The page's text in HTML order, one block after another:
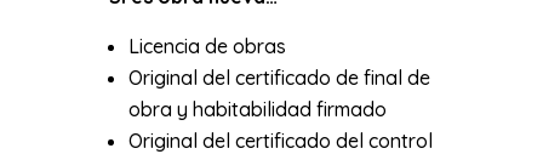
Licencia de obras
Original del certificado de final de
obra y habitabilidad firmado
Original del certificado del control